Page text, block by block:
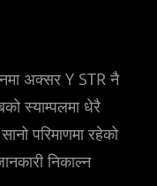
अक्सर Y STR नै
स्याम्पलमा धेरै
परिमाणमा रहेको
निकाल्न